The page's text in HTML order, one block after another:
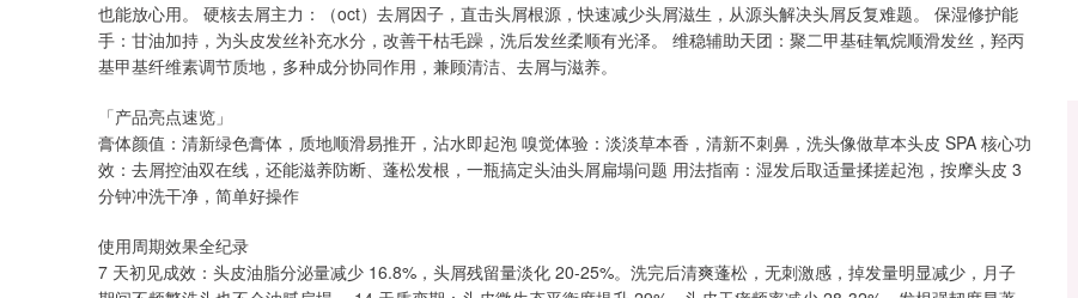
也能放心用。 硬核去屑主力：（oct）去屑因子，直击头屑根源，快速减少头屑滋生，从源头解决头屑反复难题。 保湿修护能
手：甘油加持，为头皮发丝补充水分，改善干枯毛躁，洗后发丝柔顺有光泽。 维稳辅助天团：聚二甲基硅氧烷顺滑发丝，羟丙
基甲基纤维素调节质地，多种成分协同作用，兼顾清洁、去屑与滋养。
「产品亮点速览」
膏体颜值：清新绿色膏体，质地顺滑易推开，沾水即起泡 嗅觉体验：淡淡草本香，清新不刺鼻，洗头像做草本头皮 SPA 核心功
效：去屑控油双在线，还能滋养防断、蓬松发根，一瓶搞定头油头屑扁塌问题 用法指南：湿发后取适量揉搓起泡，按摩头皮 3
分钟冲洗干净，简单好操作
使用周期效果全纪录
7 天初见成效：头皮油脂分泌量减少 16.8%，头屑残留量淡化 20-25%。洗完后清爽蓬松，无刺激感，掉发量明显减少，月子